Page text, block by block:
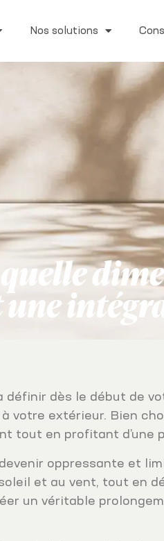
Nos solutions
quelle
définir dès le début de
extérieur. Bien
tout en profitant
oppressante et
et au vent, tout en
un véritable